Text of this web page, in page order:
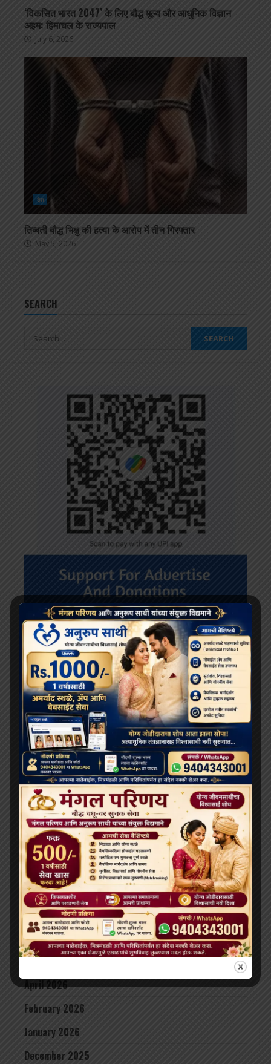
‘विकसित भारत 2047’ के लिए बौद्ध मूल्य और आधुनिक विज्ञान
अहम: हिमाचल के राज्यपाल
July 6, 2026
देश
तिब्बती बौद्ध भिक्षु की हत्या के आरोप में तीन गिरफ्तार
May 5, 2026
SEARCH
Search
RECENT POSTS
दलाई लामा 91 साल के हो गए हैं; भारत और चीन के बीच बौद्ध धर्म
के भविष्य को लेकर खींचतान चल रही है
भव्य बौद्ध धम्म जुलूस बोमडिला में प्रवेश करता है
‘विकसित भारत 2047’ के लिए बौद्ध मूल्य और आधुनिक विज्ञान
अहम: हिमाचल के राज्यपाल
थाईलैंड के महामहिम राजा ने सड़क दुर्घटना में घायल भिक्षुओं की
देखभाल की जिम्मेदारी ली, शाही संरक्षण में होगा उपचार
दलाई लामा लद्दाख लौटे, भारत के हिमालयी बौद्ध संबंधों को और
मज़बूत किया
ARCHIVES
July 2026
June 2026
May 2026
April 2026
February 2026
January 2026
December 2025